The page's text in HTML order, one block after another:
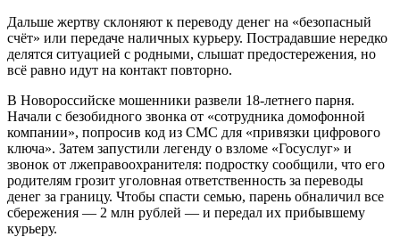
Дальше жертву склоняют к переводу денег на «безопасный
счёт» или передаче наличных курьеру. Пострадавшие нередко
делятся ситуацией с родными, слышат предостережения, но
всё равно идут на контакт повторно.
В Новороссийске мошенники развели 18-летнего парня.
Начали с безобидного звонка от «сотрудника домофонной
компании», попросив код из СМС для «привязки цифрового
ключа». Затем запустили легенду о взломе «Госуслуг» и
звонок от лжеправоохранителя: подростку сообщили, что его
родителям грозит уголовная ответственность за переводы
денег за границу. Чтобы спасти семью, парень обналичил все
сбережения — 2 млн рублей — и передал их прибывшему
курьеру.